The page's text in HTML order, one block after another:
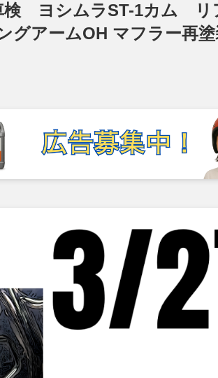
検 ヨシムラST-1カム リ
アームOH マフラー再塗